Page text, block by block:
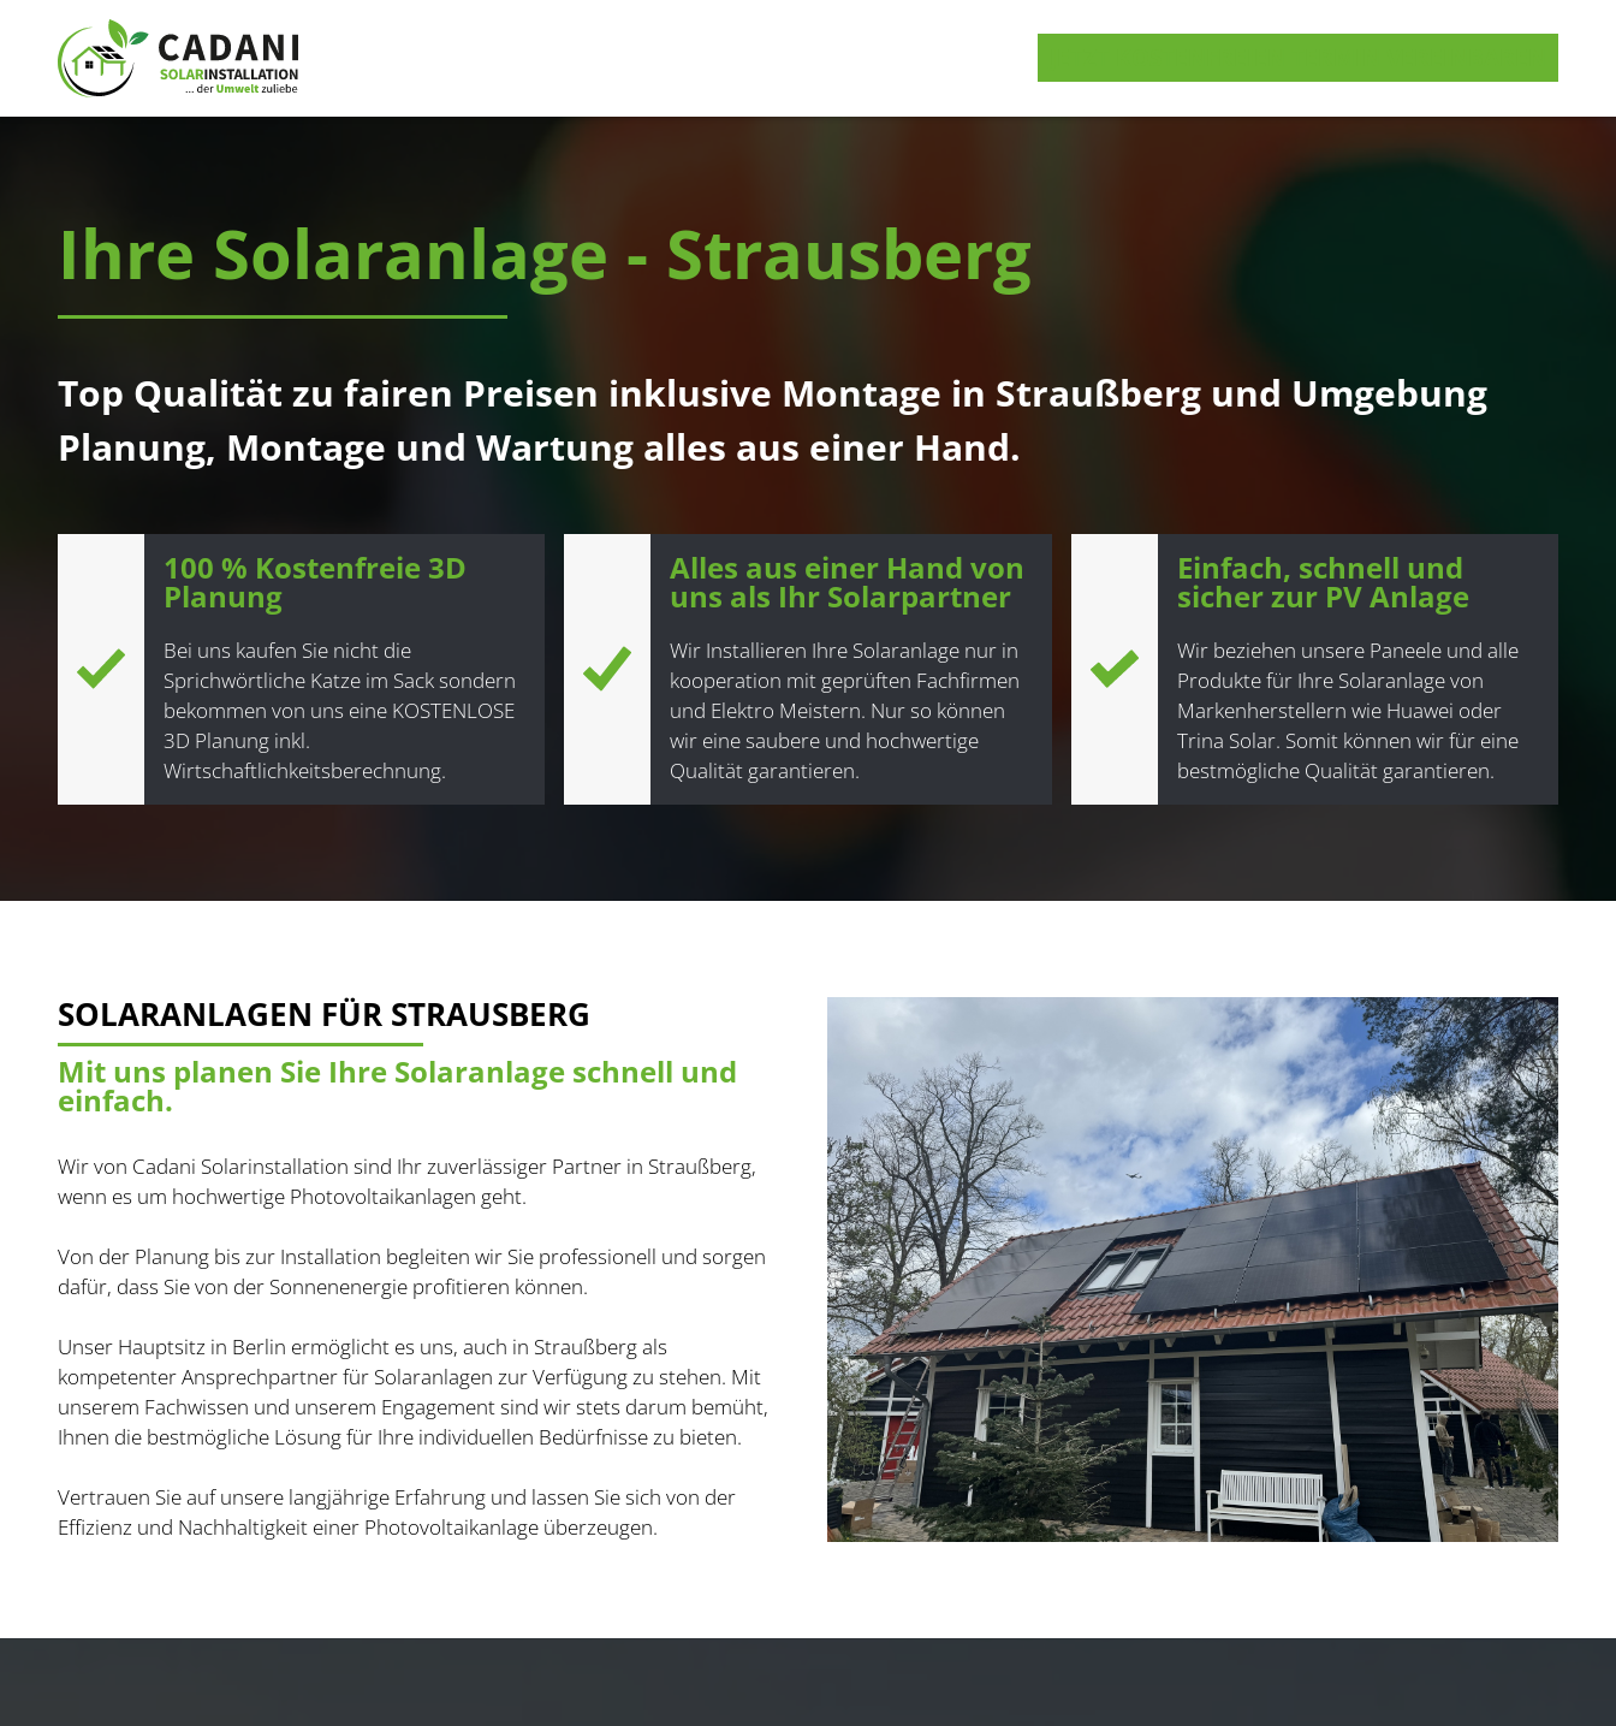
Ihre Solaranlage - Strausberg
Top Qualität zu fairen Preisen inklusive Montage in Straußberg und Umgebung
Planung, Montage und Wartung alles aus einer Hand.
100 % Kostenfreie 3D
Planung
Bei uns kaufen Sie nicht die
Sprichwörtliche Katze im Sack sondern
bekommen von uns eine KOSTENLOSE
3D Planung inkl.
Wirtschaftlichkeitsberechnung.
Alles aus einer Hand von
uns als Ihr Solarpartner
Wir Installieren Ihre Solaranlage nur in
kooperation mit geprüften Fachfirmen
und Elektro Meistern. Nur so können
wir eine saubere und hochwertige
Qualität garantieren.
Einfach, schnell und
sicher zur PV Anlage
Wir beziehen unsere Paneele und alle
Produkte für Ihre Solaranlage von
Markenherstellern wie Huawei oder
Trina Solar. Somit können wir für eine
bestmögliche Qualität garantieren.
SOLARANLAGEN FÜR STRAUSBERG
Mit uns planen Sie Ihre Solaranlage schnell und
einfach.
Wir von Cadani Solarinstallation sind Ihr zuverlässiger Partner in Straußberg,
wenn es um hochwertige Photovoltaikanlagen geht.
Von der Planung bis zur Installation begleiten wir Sie professionell und sorgen
dafür, dass Sie von der Sonnenenergie profitieren können.
Unser Hauptsitz in Berlin ermöglicht es uns, auch in Straußberg als
kompetenter Ansprechpartner für Solaranlagen zur Verfügung zu stehen. Mit
unserem Fachwissen und unserem Engagement sind wir stets darum bemüht,
Ihnen die bestmögliche Lösung für Ihre individuellen Bedürfnisse zu bieten.
Vertrauen Sie auf unsere langjährige Erfahrung und lassen Sie sich von der
Effizienz und Nachhaltigkeit einer Photovoltaikanlage überzeugen.